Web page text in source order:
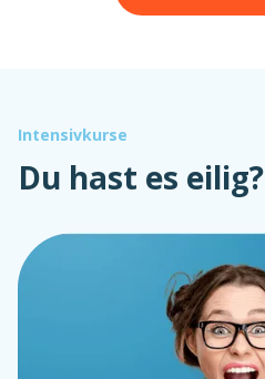
Intensivkurse
Du hast es eilig?